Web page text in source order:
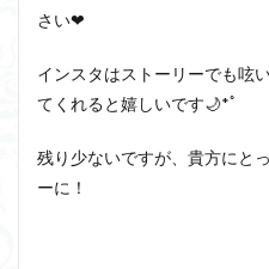
さい❤
インスタはストーリーでも呟
てくれると嬉しいです🌙*ﾟ
残り少ないですが、貴方にと
ーに！